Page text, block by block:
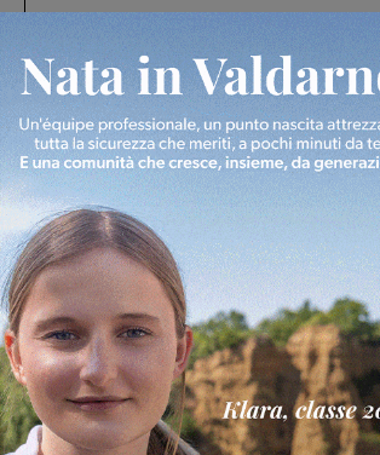
Piscina di Figline finanziata oltre
Pnrr, il gruppo di Fratelli d’Italia:
ringraziamento al Governo”
Cronaca 3 Agosto 2026
Scomparso da una struttura di
Fiorentino l’uomo che aveva
Levane nel 2020
Cronaca 4 Agosto 2026
Un anno fa la strage in A1 in cui
Gianni, Giulia e Franco. Lo
processo, lo stop ai sorpassi fra